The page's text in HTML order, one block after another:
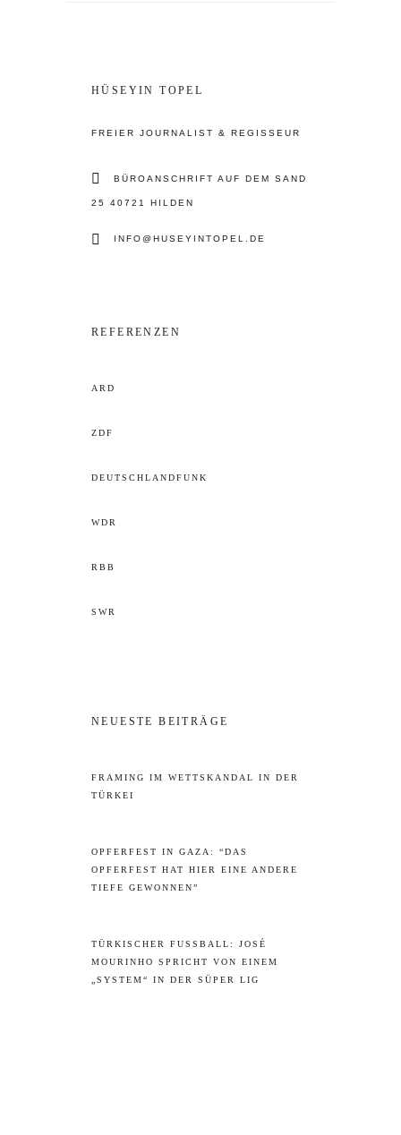
HÜSEYIN TOPEL
FREIER JOURNALIST & REGISSEUR
BÜROANSCHRIFT AUF DEM SAND
25 40721 HILDEN
INFO@HUSEYINTOPEL.DE
REFERENZEN
ARD
ZDF
DEUTSCHLANDFUNK
WDR
RBB
SWR
NEUESTE BEITRÄGE
FRAMING IM WETTSKANDAL IN DER
TÜRKEI
OPFERFEST IN GAZA: “DAS
OPFERFEST HAT HIER EINE ANDERE
TIEFE GEWONNEN”
TÜRKISCHER FUSSBALL: JOSÉ M
OURINHO SPRICHT VON EINEM „
SYSTEM“ IN DER SÜPER LIG